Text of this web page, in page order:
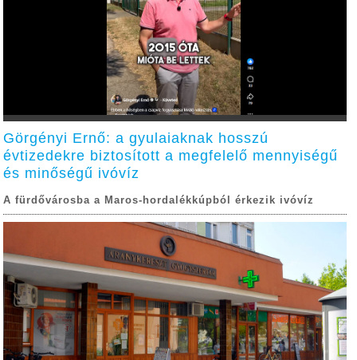
Görgényi Ernő: a gyulaiaknak hosszú
évtizedekre biztosított a megfelelő mennyiségű
és minőségű ivóvíz
A fürdővárosba a Maros-hordalékkúpból érkezik ivóvíz